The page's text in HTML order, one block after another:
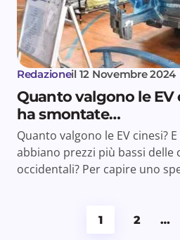
Redazioneil 12 Novembre 2024
Quanto valgono le EV
ha smontate…
Quanto valgono le EV cinesi?
abbiano prezzi più bassi delle
occidentali? Per capire uno
1 2 …